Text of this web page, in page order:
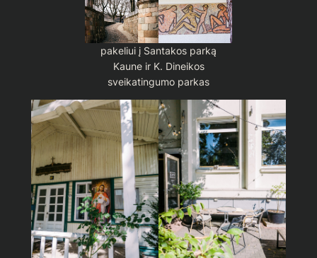
pakeliui į Santakos parką
Kaune ir K. Dineikos
sveikatingumo parkas